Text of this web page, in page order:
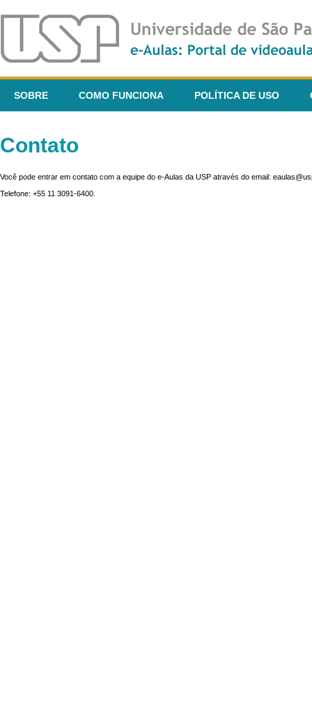
SOBRE COMO FUNCIONA POLÍTICA DE USO
Contato
Você pode entrar em contato com a equipe do e-Aulas da USP através do email:
Telefone: +55 11 3091-6400.